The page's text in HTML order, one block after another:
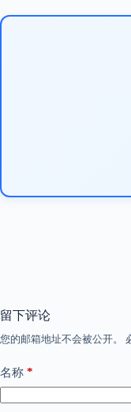
留下评论
您的邮箱地址不会被公开。
名称 *